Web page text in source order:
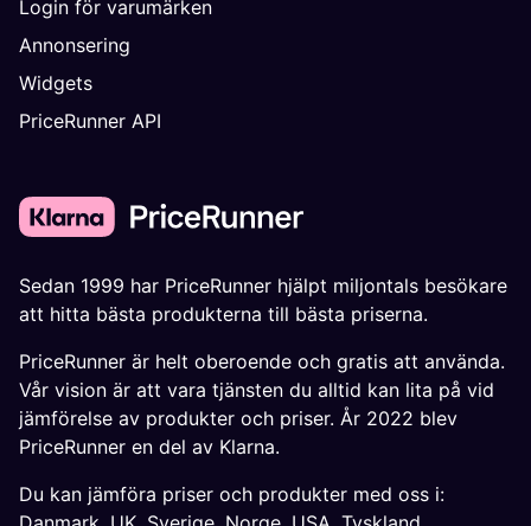
Login för varumärken
Annonsering
Widgets
PriceRunner API
Sedan 1999 har PriceRunner hjälpt miljontals besökare
att hitta bästa produkterna till bästa priserna.
PriceRunner är helt oberoende och gratis att använda.
Vår vision är att vara tjänsten du alltid kan lita på vid
jämförelse av produkter och priser. År 2022 blev
PriceRunner en del av Klarna.
Du kan jämföra priser och produkter med oss i: